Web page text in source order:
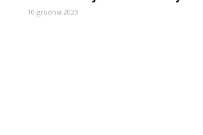
10 grudnia 2023